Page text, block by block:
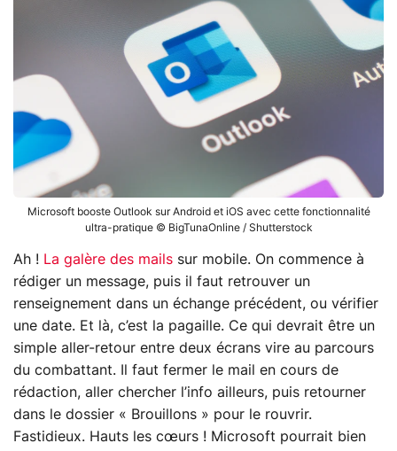
Microsoft booste Outlook sur Android et iOS avec cette fonctionnalité
ultra-pratique © BigTunaOnline / Shutterstock
Ah ! La galère des mails sur mobile. On commence à
rédiger un message, puis il faut retrouver un
renseignement dans un échange précédent, ou vérifier
une date. Et là, c’est la pagaille. Ce qui devrait être un
simple aller-retour entre deux écrans vire au parcours
du combattant. Il faut fermer le mail en cours de
rédaction, aller chercher l’info ailleurs, puis retourner
dans le dossier « Brouillons » pour le rouvrir.
Fastidieux. Hauts les cœurs ! Microsoft pourrait bien